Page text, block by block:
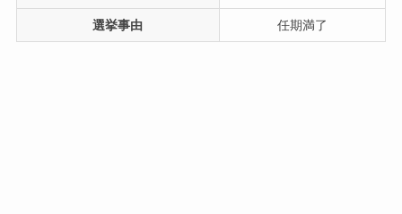
選挙事由 任期満了